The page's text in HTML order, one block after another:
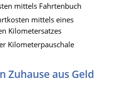
mittels Fahrtenbuch
mittels eines
Kilometersatzes
Kilometerpauschale
Zuhause aus Geld